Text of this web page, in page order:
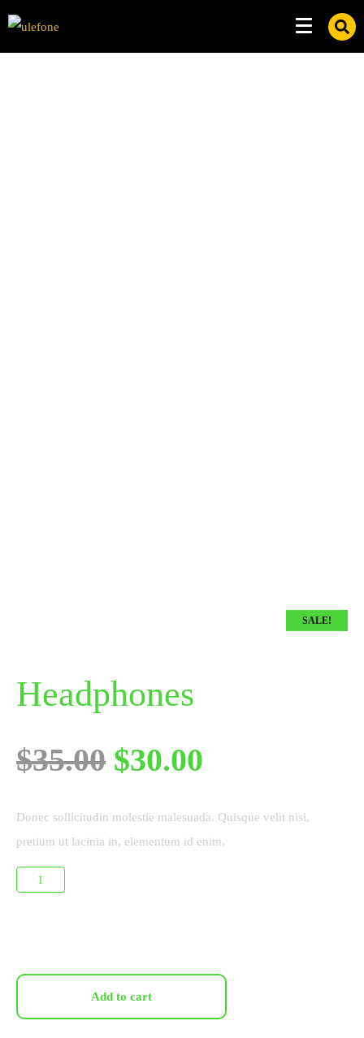
SALE!
Headphones
$35.00 $30.00
Donec sollicitudin molestie malesuada. Quisque velit nisi,
pretium ut lacinia in, elementum id enim.
Add to cart